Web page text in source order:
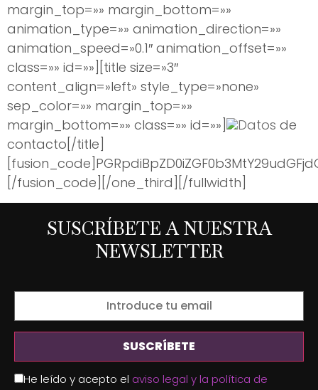
margin_top=»» margin_bottom=»»
animation_type=»» animation_direction=»»
animation_speed=»0.1″ animation_offset=»»
class=»» id=»»][title size=»3″
content_align=»left» style_type=»none»
sep_color=»» margin_top=»»
margin_bottom=»» class=»» id=»»]
Datos de
contacto[/title]
[/fusion_code][/one_third][/fullwidth]
SUSCRÍBETE A NUESTRA
NEWSLETTER
He leído y acepto el aviso legal y la política de